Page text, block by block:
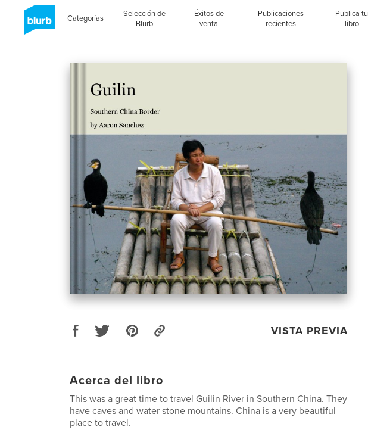
Categorías
Selección de
Blurb
Éxitos de
venta
Publicaciones
recientes
Publica tu
libro
VISTA PREVIA
Acerca del libro
This was a great time to travel Guilin River in Southern China. They
have caves and water stone mountains. China is a very beautiful
place to travel.